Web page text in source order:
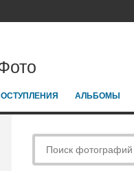
АЛЬБОМЫ